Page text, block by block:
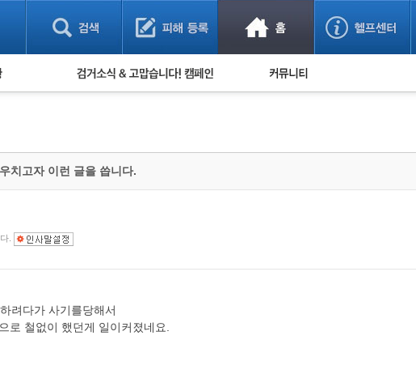
례
검거 소식 사기 예방했어요!
치고자 이런 글을 씁니다.
.
려다가 사기를당해서
로 철없이 했던게 일이커졌네요.